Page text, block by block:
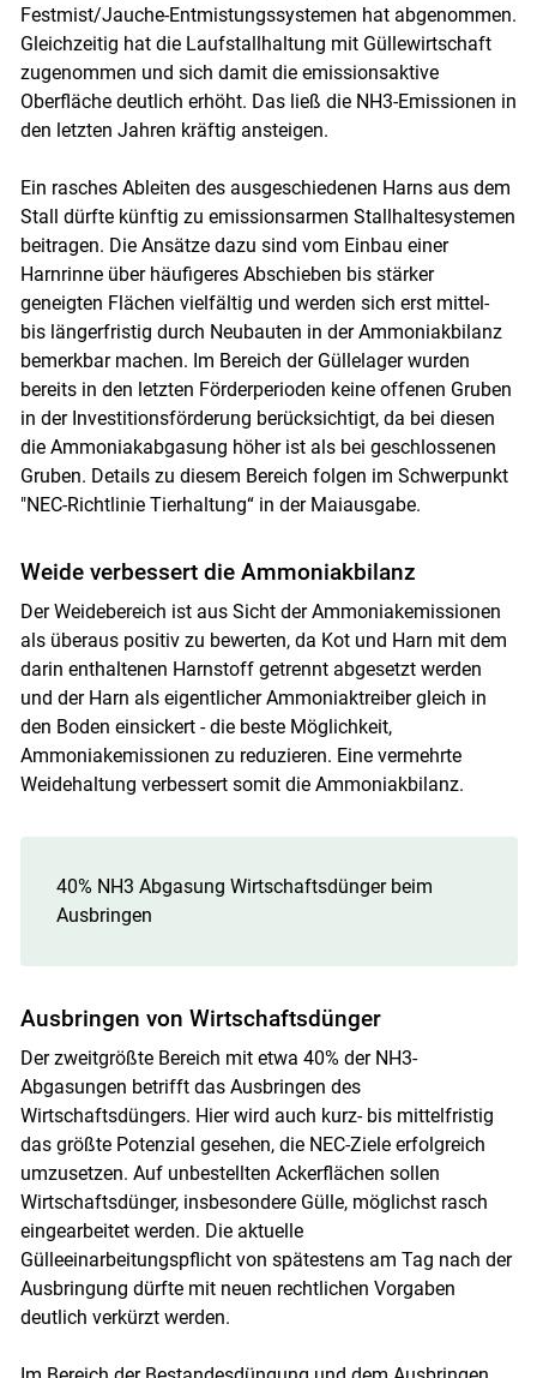
Skip to main content
Festmist/Jauche-Entmistungssystemen hat abgenommen.
Gleichzeitig hat die Laufstallhaltung mit Güllewirtschaft
zugenommen und sich damit die emissionsaktive
Oberfläche deutlich erhöht. Das ließ die NH3-Emissionen in
den letzten Jahren kräftig ansteigen.
Ein rasches Ableiten des ausgeschiedenen Harns aus dem
Stall dürfte künftig zu emissionsarmen Stallhaltesystemen
beitragen. Die Ansätze dazu sind vom Einbau einer
Harnrinne über häufigeres Abschieben bis stärker
geneigten Flächen vielfältig und werden sich erst mittel-
bis längerfristig durch Neubauten in der Ammoniakbilanz
bemerkbar machen. Im Bereich der Güllelager wurden
bereits in den letzten Förderperioden keine offenen Gruben
in der Investitionsförderung berücksichtigt, da bei diesen
die Ammoniakabgasung höher ist als bei geschlossenen
Gruben. Details zu diesem Bereich folgen im Schwerpunkt
"NEC-Richtlinie Tierhaltung“ in der Maiausgabe.
Weide verbessert die Ammoniakbilanz
Der Weidebereich ist aus Sicht der Ammoniakemissionen
als überaus positiv zu bewerten, da Kot und Harn mit dem
darin enthaltenen Harnstoff getrennt abgesetzt werden
und der Harn als eigentlicher Ammoniaktreiber gleich in
den Boden einsickert - die beste Möglichkeit,
Ammoniakemissionen zu reduzieren. Eine vermehrte
Weidehaltung verbessert somit die Ammoniakbilanz.
40% NH3 Abgasung Wirtschaftsdünger beim
Ausbringen
Ausbringen von Wirtschaftsdünger
Der zweitgrößte Bereich mit etwa 40% der NH3-
Abgasungen betrifft das Ausbringen des
Wirtschaftsdüngers. Hier wird auch kurz- bis mittelfristig
das größte Potenzial gesehen, die NEC-Ziele erfolgreich
umzusetzen. Auf unbestellten Ackerflächen sollen
Wirtschaftsdünger, insbesondere Gülle, möglichst rasch
eingearbeitet werden. Die aktuelle
Gülleeinarbeitungspflicht von spätestens am Tag nach der
Ausbringung dürfte mit neuen rechtlichen Vorgaben
deutlich verkürzt werden.